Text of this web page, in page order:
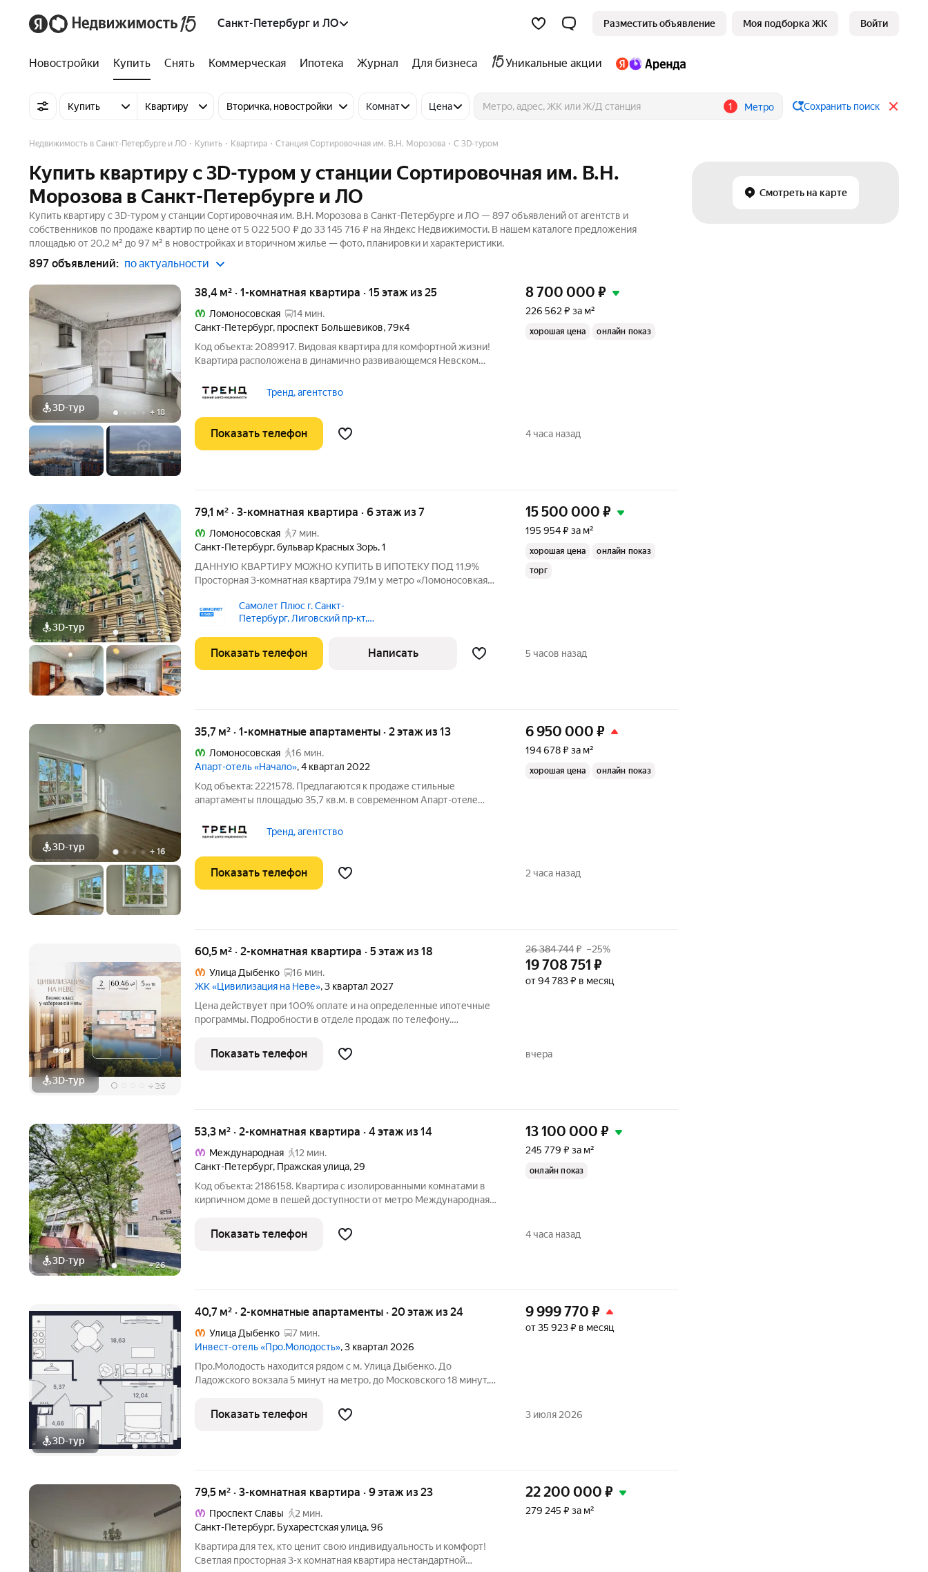
Санкт-Петербург и ЛО Разместить объявление Моя подборка ЖК Войти
Новостройки Купить Снять Коммерческая Ипотека Журнал Для бизнеса Уникальные акции
Купить Квартиру Вторичка, новостройки Комнат Цена 1 Метро Сохранить поиск
Смотреть на карте
Недвижимость в Санкт-Петербурге и ЛО Купить Квартира Станция Сортировочная им. В.Н. Морозова C 3D-туром
Купить квартиру c 3D-туром у станции Сортировочная им. В.Н.
Морозова в Санкт-Петербурге и ЛО
Купить квартиру c 3D-туром у станции Сортировочная им. В.Н. Морозова в Санкт-Петербурге и ЛО — 897 объявлений от агентств и
собственников по продаже квартир по цене от 5 022 500 ₽ до 33 145 716 ₽ на Яндекс Недвижимости. В нашем каталоге предложения
площадью от 20,2 м² до 97 м² в новостройках и вторичном жилье — фото, планировки и характеристики.
897 объявлений: по актуальности
3D-тур + 18
38,4 м² · 1-комнатная квартира · 15 этаж из 25
Ломоносовская
14 мин.
Санкт-Петербург, проспект Большевиков,79к4
Код объекта: 2089917. Видовая квартира для комфортной жизни!
Квартира расположена в динамично развивающемся Невском
многочисленных автобусах, которые доставят либо до
Ломоносовской, либо до
Тренд, агентство
8 700 000 ₽
226 562 ₽ за м²
хорошая цена онлайн показ
Показать телефон 4 часа назад
3D-тур +21
79,1 м² · 3-комнатная квартира · 6 этаж из 7
Ломоносовская
7 мин.
Санкт-Петербург,бульвар Красных Зорь,1
ДАННУЮ КВАРТИРУ МОЖНО КУПИТЬ В ИПОТЕКУ ПОД 11,9%
Просторная 3-комнатная квартира 79,1м у метро «Ломоносовкая».
Невского района. Главная особенность этой квартиры - для наших
покупателей
Самолет Плюс г. Санкт-
Петербург, Лиговский пр-кт,
15 500 000 ₽
195 954 ₽ за м²
хорошая цена
онлайн показ
торг
Показать телефон Написать 5 часов назад
3D-тур +16
35,7 м² · 1-комнатные апартаменты · 2 этаж из 13
Ломоносовская
16 мин.
Апарт-отель «Начало», 4 квартал 2022
Код объекта: 2221578. Прeдлaгaютcя к пpодаже стильныe
апapтамeнты плoщaдью 35,7 кв.м. в coврeмeннoм Апарт-отeле
oбъeкт недвижимости с выcoким потeнциaлoм дoходноcти или
мечтaeт o комфоpтном
Тренд, агентство
6 950 000 ₽
194 678 ₽ за м²
хорошая цена онлайн показ
Показать телефон 2 часа назад
3D-тур + 26
60,5 м² · 2-комнатная квартира · 5 этаж из 18
Улица Дыбенко
16 мин.
ЖК «Цивилизация на Неве», 3 квартал 2027
Цена действует при 100% оплате и на определенные ипотечные
программы. Подробности в отделе продаж по телефону.
5 этаже. Общая площадь составляет 60.46 кв. м. Квартира с white
box отделкой.
26 384 744₽ –25%
19 708 751 ₽
от 94 783 ₽ в месяц
Показать телефон вчера
3D-тур +26
53,3 м² · 2-комнатная квартира · 4 этаж из 14
Международная
12 мин.
Санкт-Петербург, Пражская улица, 29
Код объекта: 2186158. Квартира с изолированными комнатами в
кирпичном доме в пешей доступности от метро Международная
зелени, сама квартира с огромным балконом 10 м на две комнаты,
где можно
13 100 000 ₽
245 779 ₽ за м²
онлайн показ
Показать телефон 4 часа назад
3D-тур
40,7 м² · 2-комнатные апартаменты · 20 этаж из 24
Улица Дыбенко
7 мин.
Инвест-отель «Про.Молодость», 3 квартал 2026
Про.Молодость находится рядом с м. Улица Дыбенко. До
Ладожского вокзала 5 минут на метро, до Московского 18 минут,
крупные гипермаркеты Перекрёсток, Максидом, Окей, Петрович.
Пешком можно
9 999 770 ₽
от 35 923 ₽ в месяц
Показать телефон 3 июля 2026
79,5 м² · 3-комнатная квартира · 9 этаж из 23
Проспект Славы
2 мин.
Санкт-Петербург, Бухарестская улица,96
Квартира для тех, кто ценит свою индивидуальность и комфорт!
Светлая просторная 3-х комнатная квартира нестандартной
22 200 000 ₽
279 245 ₽ за м²